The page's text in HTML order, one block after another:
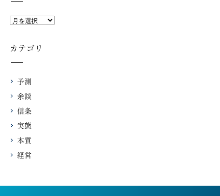
カテゴリ
予測
余談
信条
実態
本質
経営